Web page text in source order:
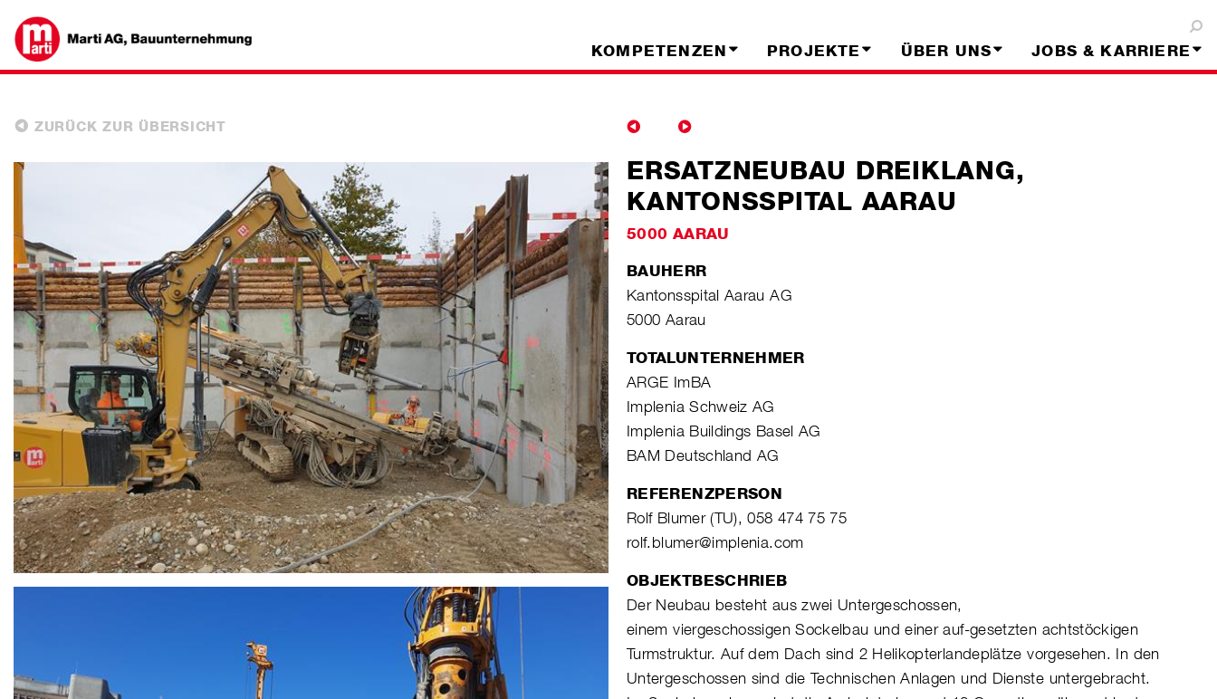
KOMPETENZEN PROJEKTE ÜBER UNS JOBS & KARRIERE
ZURÜCK ZUR ÜBERSICHT
ERSATZNEUBAU DREIKLANG,
KANTONSSPITAL AARAU
5000 AARAU
BAUHERR
Kantonsspital Aarau AG
5000 Aarau
TOTALUNTERNEHMER
ARGE ImBA
Implenia Schweiz AG
Implenia Buildings Basel AG
BAM Deutschland AG
REFERENZPERSON
Rolf Blumer (TU), 058 474 75 75
rolf.blumer@implenia.com
OBJEKTBESCHRIEB
Der Neubau besteht aus zwei Untergeschossen,
einem viergeschossigen Sockelbau und einer auf-gesetzten achtstöckigen
Turmstruktur. Auf dem Dach sind 2 Helikopterlandeplätze vorgesehen. In den
Untergeschossen sind die Technischen Anlagen und Dienste untergebracht.